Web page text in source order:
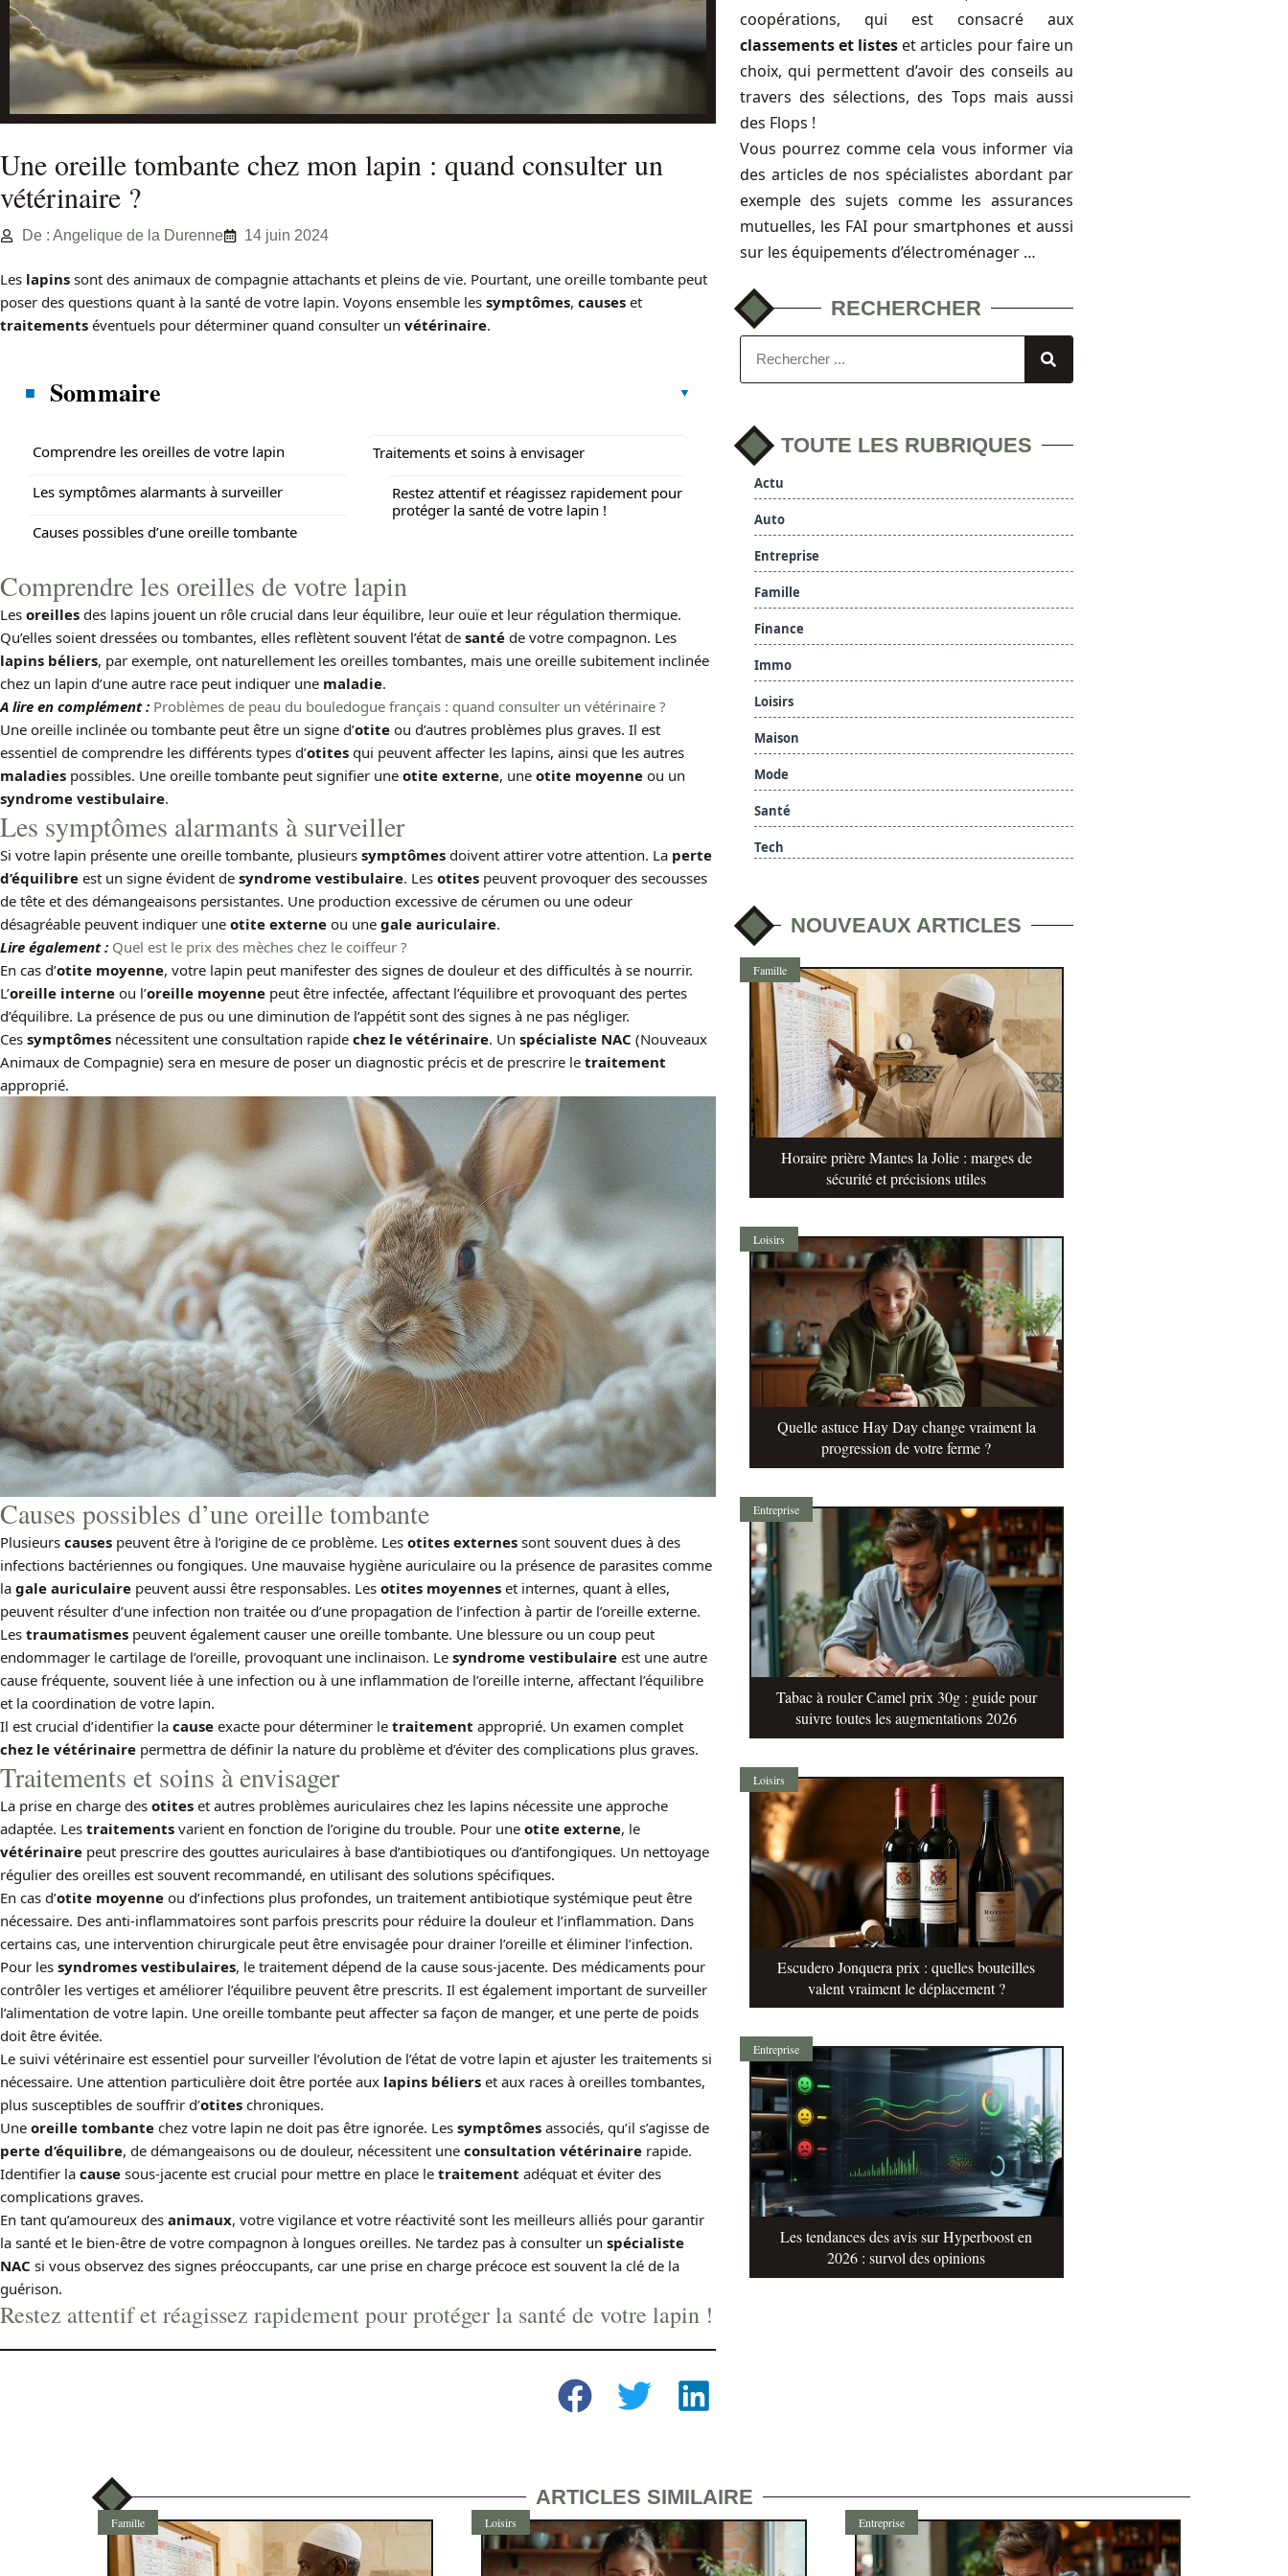
Une oreille tombante chez mon lapin : quand consulter un
vétérinaire ?
De : Angelique de la Durenne 14 juin 2024
Les lapins sont des animaux de compagnie attachants et pleins de vie. Pourtant, une oreille tombante peut
poser des questions quant à la santé de votre lapin. Voyons ensemble les symptômes, causes et
traitements éventuels pour déterminer quand consulter un vétérinaire.
Sommaire
Comprendre les oreilles de votre lapin
Les symptômes alarmants à surveiller
Causes possibles d’une oreille tombante
Traitements et soins à envisager
Restez attentif et réagissez rapidement pour
protéger la santé de votre lapin !
Comprendre les oreilles de votre lapin
Les oreilles des lapins jouent un rôle crucial dans leur équilibre, leur ouïe et leur régulation thermique.
Qu’elles soient dressées ou tombantes, elles reflètent souvent l’état de santé de votre compagnon. Les
lapins béliers, par exemple, ont naturellement les oreilles tombantes, mais une oreille subitement inclinée
chez un lapin d’une autre race peut indiquer une maladie.
A lire en complément : Problèmes de peau du bouledogue français : quand consulter un vétérinaire ?
Une oreille inclinée ou tombante peut être un signe d’otite ou d’autres problèmes plus graves. Il est
essentiel de comprendre les différents types d’otites qui peuvent affecter les lapins, ainsi que les autres
maladies possibles. Une oreille tombante peut signifier une otite externe, une otite moyenne ou un
syndrome vestibulaire.
Les symptômes alarmants à surveiller
Si votre lapin présente une oreille tombante, plusieurs symptômes doivent attirer votre attention. La perte
d’équilibre est un signe évident de syndrome vestibulaire. Les otites peuvent provoquer des secousses
de tête et des démangeaisons persistantes. Une production excessive de cérumen ou une odeur
désagréable peuvent indiquer une otite externe ou une gale auriculaire.
Lire également : Quel est le prix des mèches chez le coiffeur ?
En cas d’otite moyenne, votre lapin peut manifester des signes de douleur et des difficultés à se nourrir.
L’oreille interne ou l’oreille moyenne peut être infectée, affectant l’équilibre et provoquant des pertes
d’équilibre. La présence de pus ou une diminution de l’appétit sont des signes à ne pas négliger.
Ces symptômes nécessitent une consultation rapide chez le vétérinaire. Un spécialiste NAC (Nouveaux
Animaux de Compagnie) sera en mesure de poser un diagnostic précis et de prescrire le traitement
approprié.
Causes possibles d’une oreille tombante
Plusieurs causes peuvent être à l’origine de ce problème. Les otites externes sont souvent dues à des
infections bactériennes ou fongiques. Une mauvaise hygiène auriculaire ou la présence de parasites comme
la gale auriculaire peuvent aussi être responsables. Les otites moyennes et internes, quant à elles,
peuvent résulter d’une infection non traitée ou d’une propagation de l’infection à partir de l’oreille externe.
Les traumatismes peuvent également causer une oreille tombante. Une blessure ou un coup peut
endommager le cartilage de l’oreille, provoquant une inclinaison. Le syndrome vestibulaire est une autre
cause fréquente, souvent liée à une infection ou à une inflammation de l’oreille interne, affectant l’équilibre
et la coordination de votre lapin.
Il est crucial d’identifier la cause exacte pour déterminer le traitement approprié. Un examen complet
chez le vétérinaire permettra de définir la nature du problème et d’éviter des complications plus graves.
Traitements et soins à envisager
La prise en charge des otites et autres problèmes auriculaires chez les lapins nécessite une approche
adaptée. Les traitements varient en fonction de l’origine du trouble. Pour une otite externe, le
vétérinaire peut prescrire des gouttes auriculaires à base d’antibiotiques ou d’antifongiques. Un nettoyage
régulier des oreilles est souvent recommandé, en utilisant des solutions spécifiques.
En cas d’otite moyenne ou d’infections plus profondes, un traitement antibiotique systémique peut être
nécessaire. Des anti-inflammatoires sont parfois prescrits pour réduire la douleur et l’inflammation. Dans
certains cas, une intervention chirurgicale peut être envisagée pour drainer l’oreille et éliminer l’infection.
Pour les syndromes vestibulaires, le traitement dépend de la cause sous-jacente. Des médicaments pour
contrôler les vertiges et améliorer l’équilibre peuvent être prescrits. Il est également important de surveiller
l’alimentation de votre lapin. Une oreille tombante peut affecter sa façon de manger, et une perte de poids
doit être évitée.
Le suivi vétérinaire est essentiel pour surveiller l’évolution de l’état de votre lapin et ajuster les traitements si
nécessaire. Une attention particulière doit être portée aux lapins béliers et aux races à oreilles tombantes,
plus susceptibles de souffrir d’otites chroniques.
Une oreille tombante chez votre lapin ne doit pas être ignorée. Les symptômes associés, qu’il s’agisse de
perte d’équilibre, de démangeaisons ou de douleur, nécessitent une consultation vétérinaire rapide.
Identifier la cause sous-jacente est crucial pour mettre en place le traitement adéquat et éviter des
complications graves.
En tant qu’amoureux des animaux, votre vigilance et votre réactivité sont les meilleurs alliés pour garantir
la santé et le bien-être de votre compagnon à longues oreilles. Ne tardez pas à consulter un spécialiste
NAC si vous observez des signes préoccupants, car une prise en charge précoce est souvent la clé de la
guérison.
Restez attentif et réagissez rapidement pour protéger la santé de votre lapin !
coopérations, qui est consacré aux
classements et listeset articles pour faire un
choix, qui permettent d’avoir des conseils au
travers des sélections, des Tops mais aussi
des Flops !
Vous pourrez comme cela vous informer via
des articles de nos spécialistes abordant par
exemple des sujets comme les assurances
mutuelles, les FAI pour smartphones et aussi
sur les équipements d’électroménager …
RECHERCHER
TOUTE LES RUBRIQUES
Actu
Auto
Entreprise
Famille
Finance
Immo
Loisirs
Maison
Mode
Santé
Tech
NOUVEAUX ARTICLES
Famille
Horaire prière Mantes la Jolie : marges de
sécurité et précisions utiles
Loisirs
Quelle astuce Hay Day change vraiment la
progression de votre ferme ?
Entreprise
Tabac à rouler Camel prix 30g : guide pour
suivre toutes les augmentations 2026
Loisirs
Escudero Jonquera prix : quelles bouteilles
valent vraiment le déplacement ?
Entreprise
Les tendances des avis sur Hyperboost en
2026 : survol des opinions
ARTICLES SIMILAIRE
Famille Loisirs Entreprise